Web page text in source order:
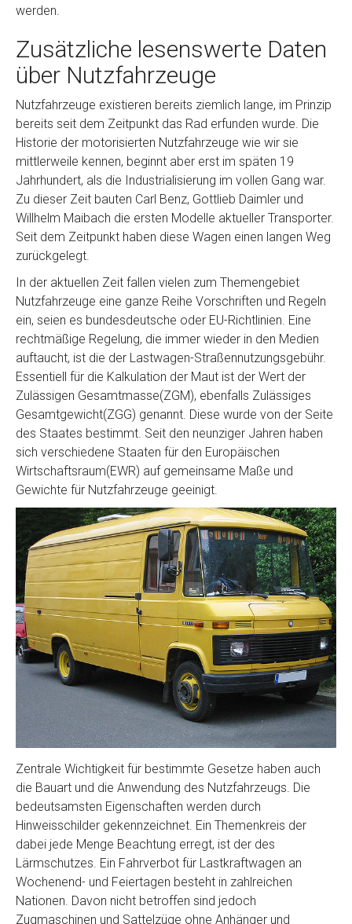
werden.
Zusätzliche lesenswerte Daten
über Nutzfahrzeuge
Nutzfahrzeuge existieren bereits ziemlich lange, im Prinzip
bereits seit dem Zeitpunkt das Rad erfunden wurde. Die
Historie der motorisierten Nutzfahrzeuge wie wir sie
mittlerweile kennen, beginnt aber erst im späten 19
Jahrhundert, als die Industrialisierung im vollen Gang war.
Zu dieser Zeit bauten Carl Benz, Gottlieb Daimler und
Willhelm Maibach die ersten Modelle aktueller Transporter.
Seit dem Zeitpunkt haben diese Wagen einen langen Weg
zurückgelegt.
In der aktuellen Zeit fallen vielen zum Themengebiet
Nutzfahrzeuge eine ganze Reihe Vorschriften und Regeln
ein, seien es bundesdeutsche oder EU-Richtlinien. Eine
rechtmäßige Regelung, die immer wieder in den Medien
auftaucht, ist die der Lastwagen-Straßennutzungsgebühr.
Essentiell für die Kalkulation der Maut ist der Wert der
Zulässigen Gesamtmasse(ZGM), ebenfalls Zulässiges
Gesamtgewicht(ZGG) genannt. Diese wurde von der Seite
des Staates bestimmt. Seit den neunziger Jahren haben
sich verschiedene Staaten für den Europäischen
Wirtschaftsraum(EWR) auf gemeinsame Maße und
Gewichte für Nutzfahrzeuge geeinigt.
Zentrale Wichtigkeit für bestimmte Gesetze haben auch
die Bauart und die Anwendung des Nutzfahrzeugs. Die
bedeutsamsten Eigenschaften werden durch
Hinweisschilder gekennzeichnet. Ein Themenkreis der
dabei jede Menge Beachtung erregt, ist der des
Lärmschutzes. Ein Fahrverbot für Lastkraftwagen an
Wochenend- und Feiertagen besteht in zahlreichen
Nationen. Davon nicht betroffen sind jedoch
Zugmaschinen und Sattelzüge ohne Anhänger und